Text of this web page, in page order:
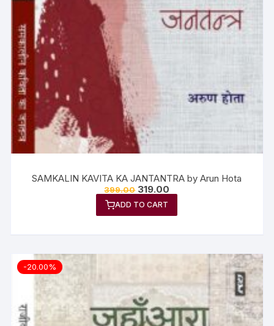
SAMKALIN KAVITA KA JANTANTRA by Arun Hota
399.00 319.00
ADD TO CART
-20.00%